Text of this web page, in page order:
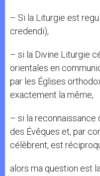
– Si la Liturgie est
credendi),
– si la Divine Liturgie
orientales en
par les Églises
exactement la même,
– si la reconnaissance
des Évêques et, par
célèbrent, est
alors ma question est